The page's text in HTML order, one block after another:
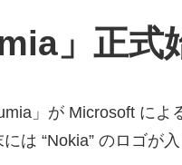
ー」正式
」が Microsoft によ
は “Nokia” のロゴが